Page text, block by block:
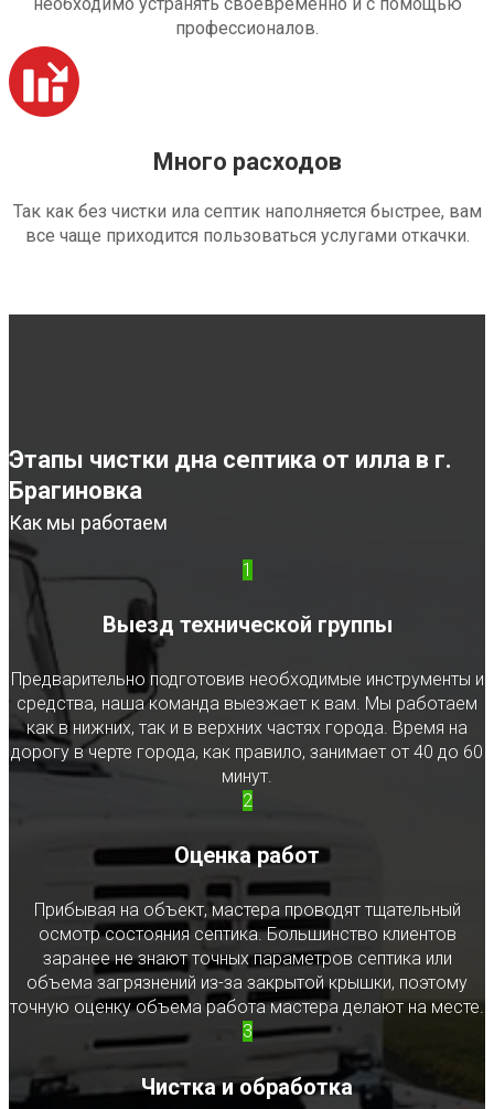
профессионалов.
Много расходов
Так как без чистки ила септик наполняется быстрее, вам
все чаще приходится пользоваться услугами откачки.
Этапы чистки дна септика от илла в г.
Брагиновка
Как мы работаем
1
Выезд технической группы
Предварительно подготовив необходимые инструменты и
средства, наша команда выезжает к вам. Мы работаем
как в нижних, так и в верхних частях города. Время на
дорогу в черте города, как правило, занимает от 40 до 60
минут.
2
Оценка работ
Прибывая на объект, мастера проводят тщательный
осмотр состояния септика. Большинство клиентов
заранее не знают точных параметров септика или
объема загрязнений из-за закрытой крышки, поэтому
точную оценку объема работа мастера делают на месте.
3
Чистка и обработка